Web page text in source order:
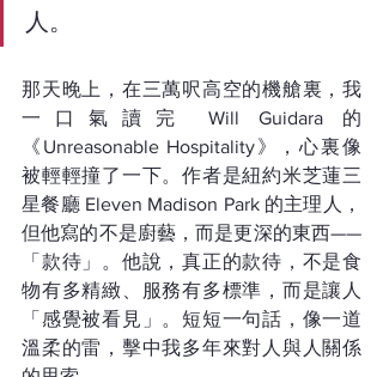
人。
那天晚上，在三萬呎高空的機艙裏，我
一口氣讀完 Will Guidara 的
《Unreasonable Hospitality》，心裏像
被輕輕撞了一下。作者是紐約米芝蓮三
星餐廳 Eleven Madison Park 的主理人，
但他寫的不是廚藝，而是更深的東西——
「款待」。他說，真正的款待，不是食
物有多精緻、服務有多標準，而是讓人
「感覺被看見」。短短一句話，像一道
溫柔的雷，擊中我多年來對人與人關係